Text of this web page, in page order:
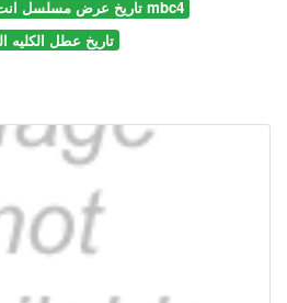
تاريخ عرض مسلسل انت جميلة على قناة mbc4
تاريخ عطل الكليه